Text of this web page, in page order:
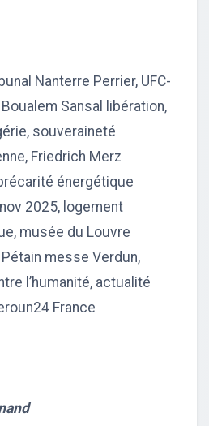
Nanterre Perrier, UFC-
Sansal libération,
souveraineté
Friedrich Merz
énergétique
2025, logement
musée du Louvre
messe Verdun,
l’humanité, actualité
France